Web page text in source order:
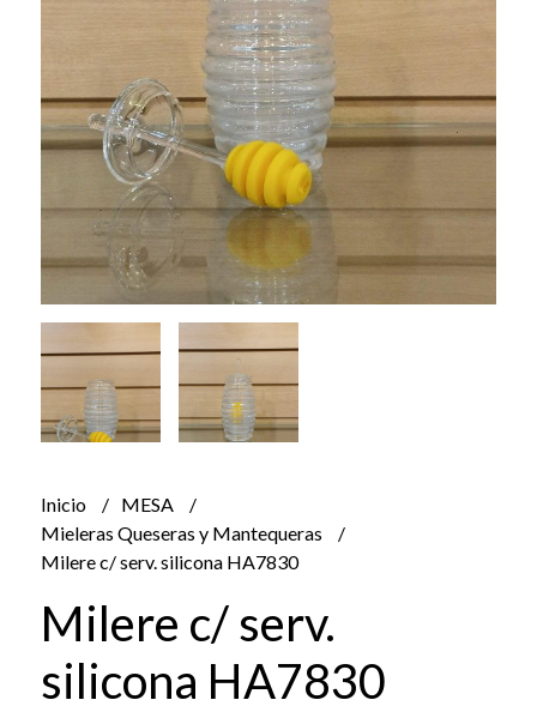
Inicio
MESA
Mieleras Queseras y Mantequeras
Milere c/ serv. silicona HA7830
Milere c/ serv.
silicona HA7830